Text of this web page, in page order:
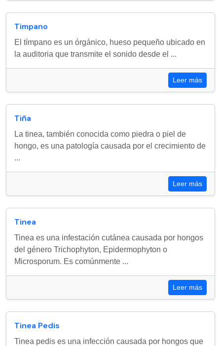
Timpano
El tímpano es un órgánico, hueso pequeño ubicado en
la auditoria que transmite el sonido desde el ...
Leer más
Tiña
La tinea, también conocida como piedra o piel de
hongo, es una patología causada por el crecimiento de
...
Leer más
Tinea
Tinea es una infestación cutánea causada por hongos
del género Trichophyton, Epidermophyton o
Microsporum. Es comúnmente ...
Leer más
Tinea Pedis
Tinea pedis es una infección causada por hongos que